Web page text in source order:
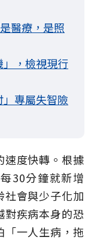
醫療，是照
，檢視現行
專屬失智險
速度快轉。根據
30分鐘就新增
會與少子化加
對疾病本身的恐
一人生病，拖